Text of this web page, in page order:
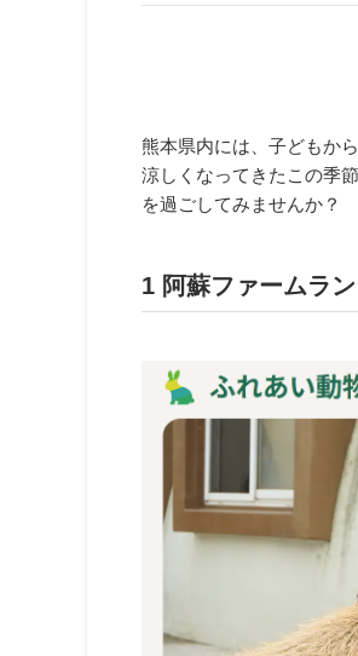
熊本県内には、子どもか
涼しくなってきたこの季
を過ごしてみませんか？
1 阿蘇ファームラ